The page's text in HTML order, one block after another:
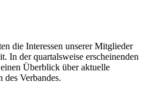
die Interessen unserer Mitglieder
In der quartalsweise erscheinenden
Überblick über aktuelle
Verbandes.